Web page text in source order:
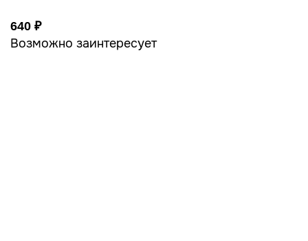
640 ₽
Возможно заинтересует